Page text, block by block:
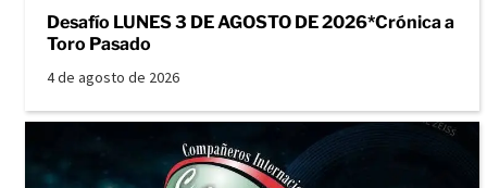
Desafío LUNES 3 DE AGOSTO DE 2026*Crónica a
Toro Pasado
4 de agosto de 2026